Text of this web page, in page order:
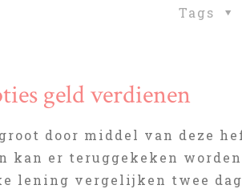
Tags
geld verdienen
door middel van deze
er teruggekeken worden
lening vergelijken twee